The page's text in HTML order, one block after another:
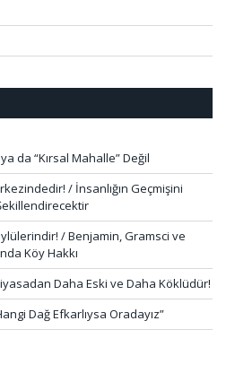
da “Kırsal Mahalle” Değil
/ İnsanlığın Geçmişini
/ Benjamin, Gramsci ve
Köy Hakkı
Daha Eski ve Daha Köklüdür!
Dağ Efkarlıysa Oradayız”